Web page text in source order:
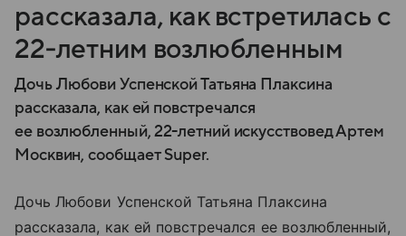
рассказала, как встретилась с
22‑летним возлюбленным
Дочь Любови Успенской Татьяна Плаксина
рассказала, как ей повстречался
ее возлюбленный, 22-летний искусствовед Артем
Москвин, сообщает Super.
Дочь Любови Успенской Татьяна Плаксина
рассказала, как ей повстречался ее возлюбленный,